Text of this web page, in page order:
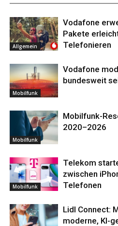
Allgemein
Vodafone
Pakete
Telefonieren
Mobilfunk
Vodafone
bundesweit
Mobilfunk
Mobilfunk-
2020–2026
Mobilfunk
Telekom
zwischen
Telefonen
Lidl Connect:
moderne, KI-